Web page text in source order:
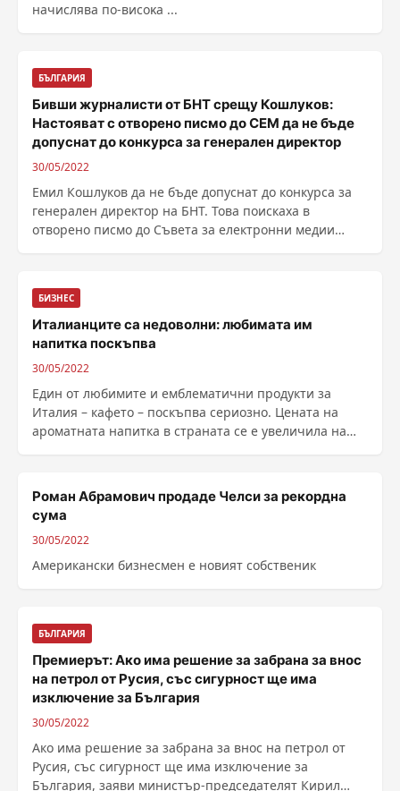
нaчиcлявa пo-виcoĸa ...
БЪЛГАРИЯ
Бивши журналисти от БНТ срещу Кошлуков:
Настояват с отворено писмо до СЕМ да не бъде
допуснат до конкурса за генерален директор
30/05/2022
Емил Кошлуков да не бъде допуснат до конкурса за
генерален директор на БНТ. Това поискаха в
отворено писмо до Съвета за електронни медии
БИЗНЕС
Италианците са недоволни: любимата им
напитка поскъпва
30/05/2022
Един от любимите и емблематични продукти за
Италия – кафето – поскъпва сериозно. Цената на
ароматната напитка в страната се е увеличила на
Роман Абрамович продаде Челси за рекордна
сума
30/05/2022
Американски бизнесмен е новият собственик
БЪЛГАРИЯ
Премиерът: Ако има решение за забрана за внос
на петрол от Русия, със сигурност ще има
изключение за България
30/05/2022
Ако има решение за забрана за внос на петрол от
Русия, със сигурност ще има изключение за
България, заяви министър-председателят Кирил